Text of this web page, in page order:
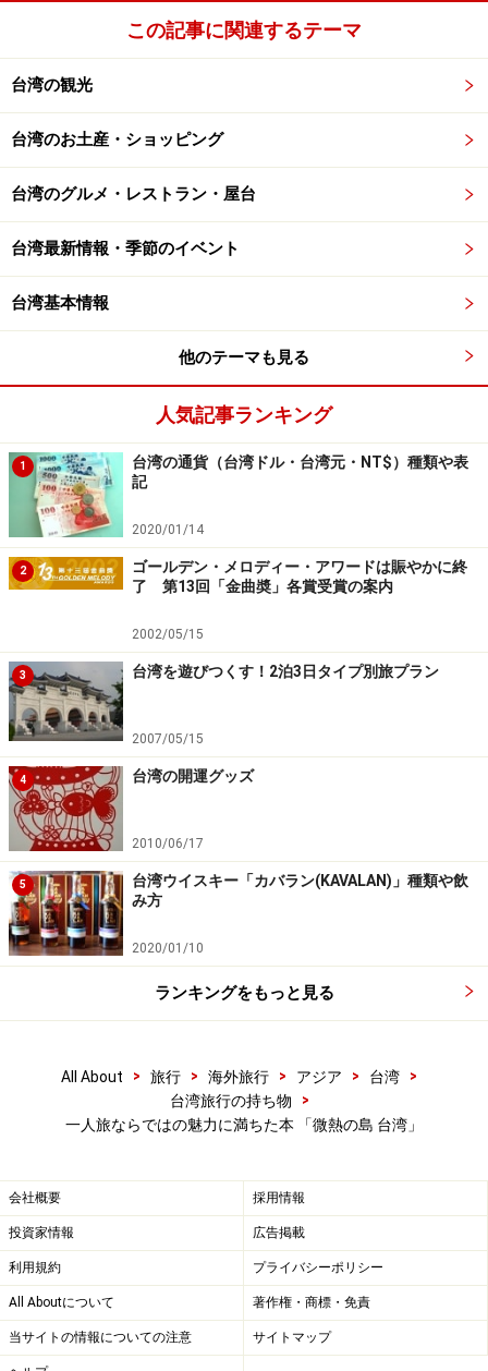
この記事に関連するテーマ
台湾の観光
台湾のお土産・ショッピング
台湾のグルメ・レストラン・屋台
台湾最新情報・季節のイベント
台湾基本情報
他のテーマも見る
人気記事ランキング
1
台湾の通貨（台湾ドル・台湾元・NT$）種類や表
記
2020/01/14
2
ゴールデン・メロディー・アワードは賑やかに終
了 第13回「金曲奬」各賞受賞の案内
2002/05/15
3 台湾を遊びつくす！2泊3日タイプ別旅プラン
2007/05/15
4 台湾の開運グッズ
2010/06/17
5
台湾ウイスキー「カバラン(KAVALAN)」種類や飲
み方
2020/01/10
ランキングをもっと見る
All About > 旅行 > 海外旅行 > アジア > 台湾
>
台湾旅行の持ち物
>
一人旅ならではの魅力に満ちた本 「微熱の島 台湾」
会社概要 採用情報
投資家情報 広告掲載
利用規約 プライバシーポリシー
All Aboutについて 著作権・商標・免責
当サイトの情報についての注意 サイトマップ